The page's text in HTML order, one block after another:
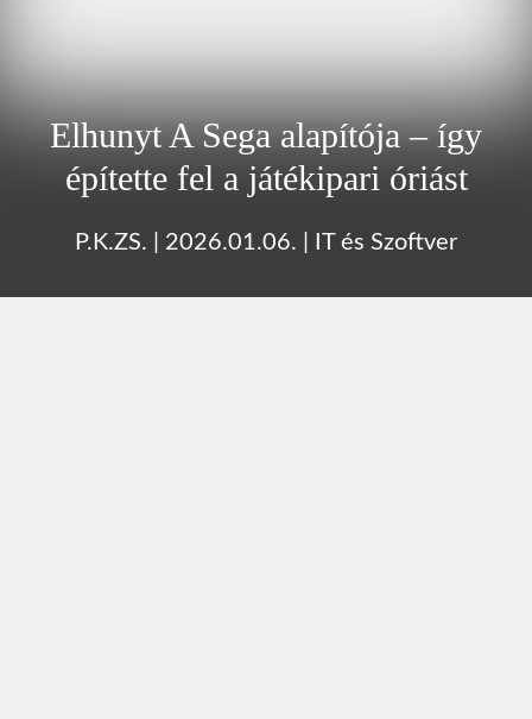
Elhunyt A Sega alapítója – így
építette fel a játékipari óriást
P.K.ZS. 2026.01.06. IT és Szoftver